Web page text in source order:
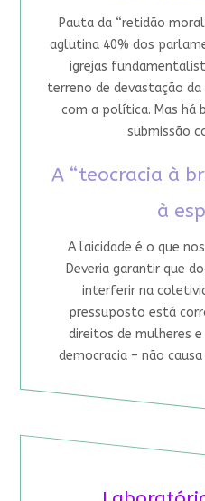
Pauta da “retidão
aglutina 40% dos
igrejas
terreno de devastação
com a política. Mas há
submissão
A “teocracia à
à
A laicidade é o que
Deveria garantir que
interferir na
pressuposto está
direitos de mulheres
democracia – não